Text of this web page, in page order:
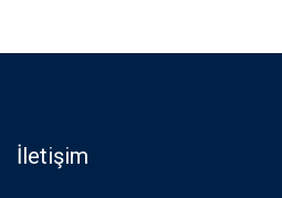
İletişim